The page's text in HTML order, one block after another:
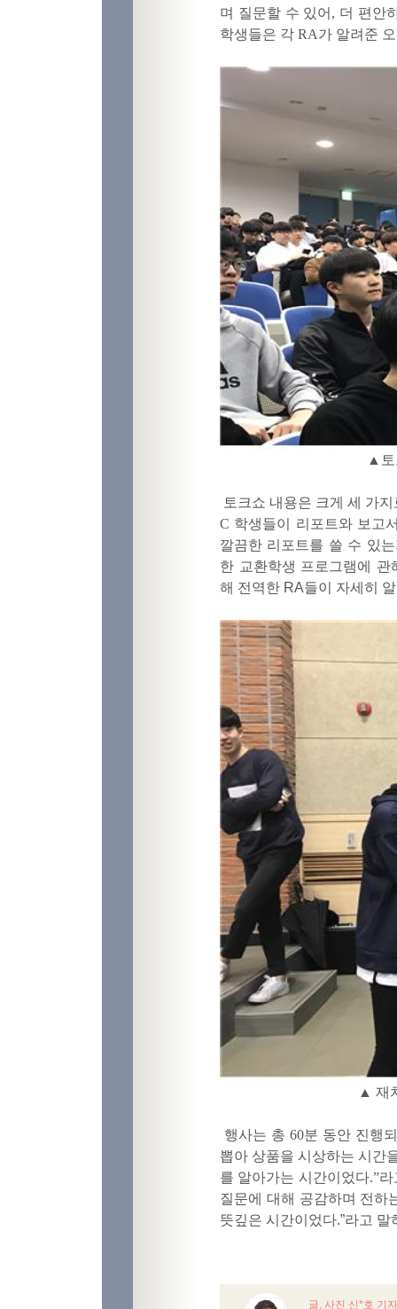
며 질문할 수 있어, 더 편안
학생들은 각 RA가 알려준
▲토
토크쇼 내용은 크게 세 가
C 학생들이 리포트와 보고
깔끔한 리포트를 쓸 수 있
한 교환학생 프로그램에 관
해 전역한 RA들이 자세히
▲ 재
행사는 총 60분 동안 진행
뽑아 상품을 시상하는 시간
를 알아가는 시간이었다.”라
질문에 대해 공감하며 전하
뜻깊은 시간이었다.”라고 말
글, 사진 신*호 기